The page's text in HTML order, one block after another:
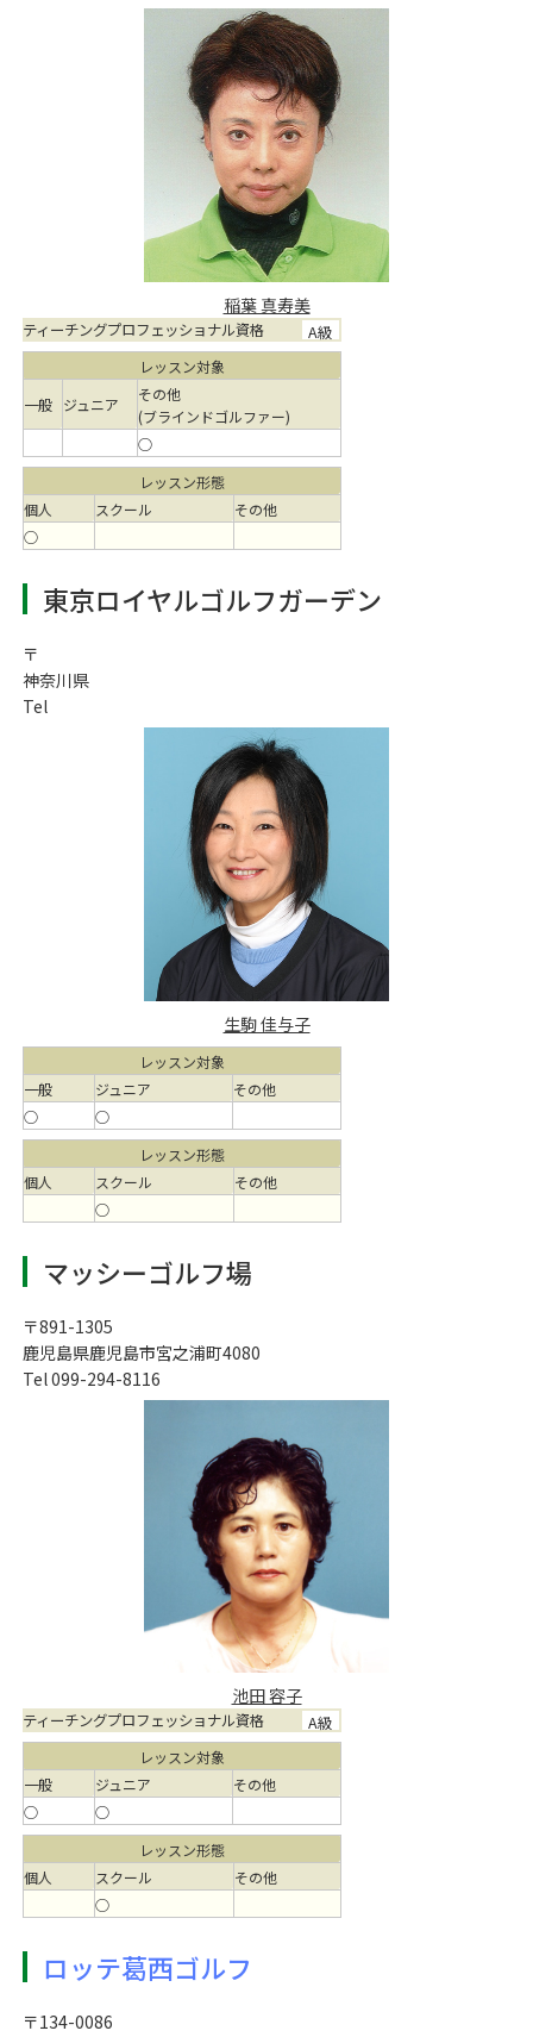
稲葉 真寿美
ティーチングプロフェッショナル資格 A級
レッスン対象
一般 ジュニア
その他
(ブラインドゴルファー)
○
レッスン形態
個人
スクール
その他
○
東京ロイヤルゴルフガーデン
〒
神奈川県
Tel
生駒 佳与子
レッスン対象
一般
ジュニア
その他
○
○
レッスン形態
個人
スクール
その他
○
マッシーゴルフ場
〒891-1305
鹿児島県鹿児島市宮之浦町4080
Tel 099-294-8116
池田 容子
ティーチングプロフェッショナル資格 A級
レッスン対象
一般
ジュニア
その他
○
○
レッスン形態
個人
スクール
その他
○
ロッテ葛西ゴルフ
〒134-0086